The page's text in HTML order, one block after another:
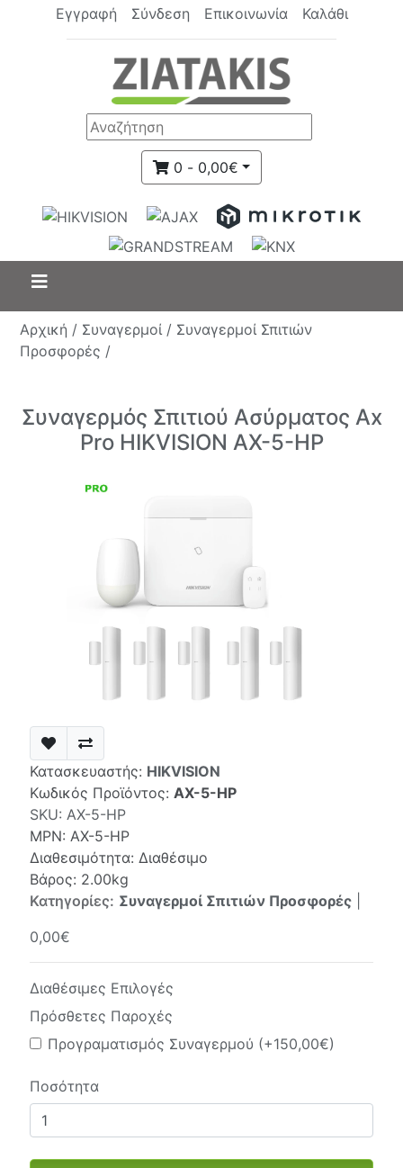
Εγγραφή Σύνδεση Επικοινωνία Καλάθι
0 - 0,00€
Αρχική / Συναγερμοί / Συναγερμοί Σπιτιών
Προσφορές /
Συναγερμός Σπιτιού Ασύρματος Ax
Pro HIKVISION AX-5-HP
Κατασκευαστής: HIKVISION
Κωδικός Προϊόντος: AX-5-HP
SKU: AX-5-HP
MPN: AX-5-HP
Διαθεσιμότητα: Διαθέσιμο
Βάρος: 2.00kg
Κατηγορίες: Συναγερμοί Σπιτιών Προσφορές
0,00€
Διαθέσιμες Επιλογές
Πρόσθετες Παροχές
Προγραματισμός Συναγερμού (+150,00€)
Ποσότητα